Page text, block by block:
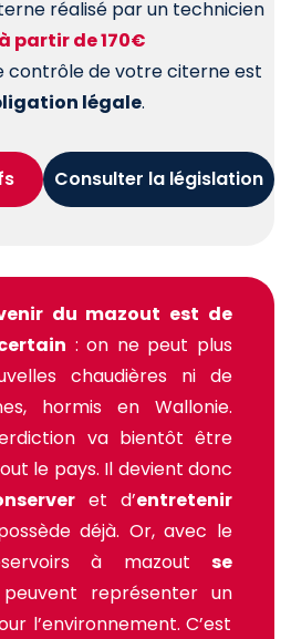
réalisé par un technicien
à partir de 170€
contrôle de votre citerne est
légale.
Consulter la législation
du mazout est de
: on ne peut plus
chaudières ni de
hormis en Wallonie.
va bientôt être
le pays. Il devient donc
et d’entretenir
déjà. Or, avec le
à mazout se
représenter un
l’environnement. C’est